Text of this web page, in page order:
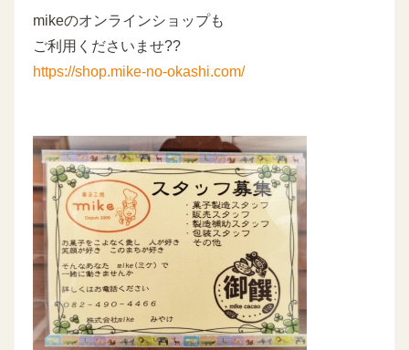
mikeのオンラインショップも
ご利用くださいませ??
https://shop.mike-no-okashi.com/